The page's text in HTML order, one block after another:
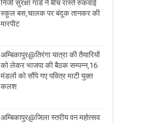
निजी सुरक्षा गार्ड ने बीच रास्ते रुकवाई
स्कूल बस,चालक पर बंदूक तानकर की
मारपीट
अम्बिकापुर@तिरंगा यात्रा की तैयारियों
को लेकर भाजपा की बैठक सम्पन्न,16
मंडलों को सौंपे गए पवित्र माटी युक्त
कलश
अम्बिकापुर@जिला स्तरीय वन महोत्सव